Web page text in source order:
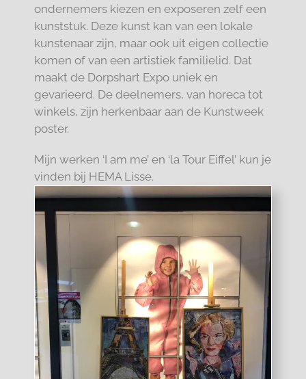
ondernemers kiezen en exposeren zelf een
kunststuk. Deze kunst kan van een lokale
kunstenaar zijn, maar ook uit eigen collectie
komen of van een artistiek familielid. Dat
maakt de Dorpshart Expo uniek en
gevarieerd. De deelnemers, van horeca tot
winkels, zijn herkenbaar aan de Kunstweek
poster.
Mijn werken ‘I am me’ en ‘la Tour Eiffel’ kun je
vinden bij HEMA Lisse.